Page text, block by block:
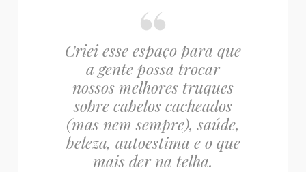
Criei esse espaço para que
a gente possa trocar
nossos melhores truques
sobre cabelos cacheados
(mas nem sempre), saúde,
beleza, autoestima e o que
mais der na telha.